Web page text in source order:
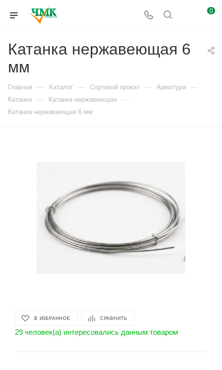
0
Катанка нержавеющая 6
мм
Главная — Каталог — Сортовой прокат — Арматура —
Катанка — Катанка нержавеющая —
Катанка нержавеющая 6 мм
В ИЗБРАННОЕ СРАВНИТЬ
29 человек(а) интересовались данным товаром